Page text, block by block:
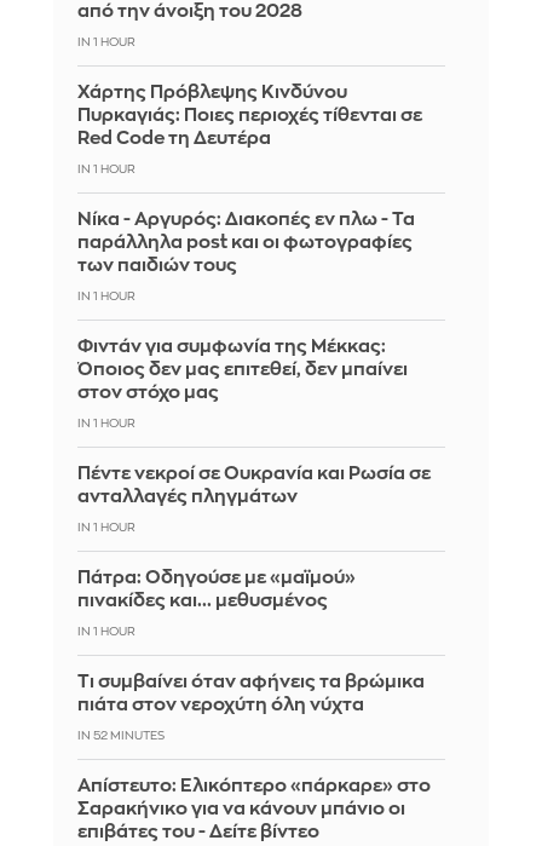
από την άνοιξη του 2028
IN 1 HOUR
Χάρτης Πρόβλεψης Κινδύνου
Πυρκαγιάς: Ποιες περιοχές τίθενται σε
Red Code τη Δευτέρα
IN 1 HOUR
Νίκα - Αργυρός: Διακοπές εν πλω - Τα
παράλληλα post και οι φωτογραφίες
των παιδιών τους
IN 1 HOUR
Φιντάν για συμφωνία της Μέκκας:
Όποιος δεν μας επιτεθεί, δεν μπαίνει
στον στόχο μας
IN 1 HOUR
Πέντε νεκροί σε Ουκρανία και Ρωσία σε
ανταλλαγές πληγμάτων
IN 1 HOUR
Πάτρα: Οδηγούσε με «μαϊμού»
πινακίδες και... μεθυσμένος
IN 1 HOUR
Τι συμβαίνει όταν αφήνεις τα βρώμικα
πιάτα στον νεροχύτη όλη νύχτα
IN 52 MINUTES
Απίστευτο: Ελικόπτερο «πάρκαρε» στο
Σαρακήνικο για να κάνουν μπάνιο οι
επιβάτες του - Δείτε βίντεο